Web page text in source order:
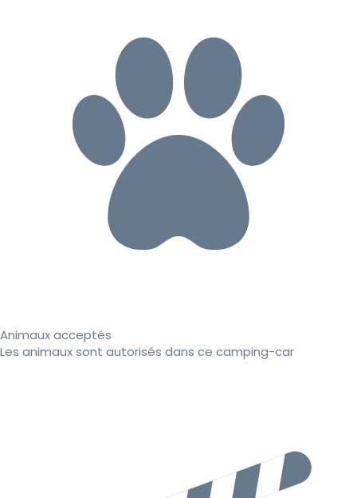
Animaux acceptés
Les animaux sont autorisés dans ce camping-car